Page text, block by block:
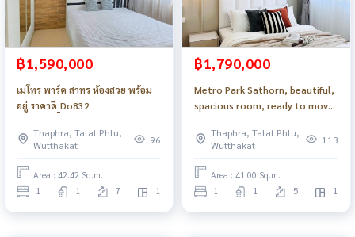
฿1,590,000
เมโทร พาร์ค สาทร ห้องสวย พร้อม
อยู่ ราคาดี_Do832
Thaphra, Talat Phlu,
Wutthakat
96
Area : 42.42 Sq.m.
1 1 7 1
฿1,790,000
Metro Park Sathorn, beautiful,
spacious room, ready to move
Thaphra, Talat Phlu,
Wutthakat
113
Area : 41.00 Sq.m.
1 1 5 1